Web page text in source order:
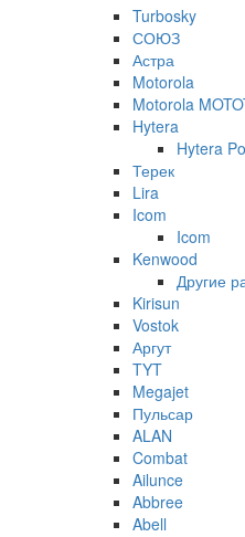
Turbosky
СОЮЗ
Астра
Motorola
Motorola
Hytera
Hytera
Терек
Lira
Icom
Icom
Kenwood
Другие
Kirisun
Vostok
Аргут
TYT
Megajet
Пульсар
ALAN
Combat
Ailunce
Abbree
Abell